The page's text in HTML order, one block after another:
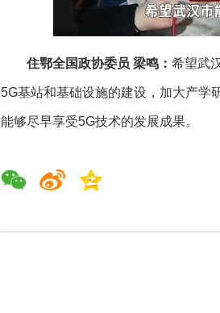
住鄂全国政协委员 梁鸣： 希望武
5G基站和基础设施的建设，加大产学
能够尽早享受5G技术的发展成果。